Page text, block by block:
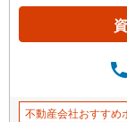
不動産会社おすすめ